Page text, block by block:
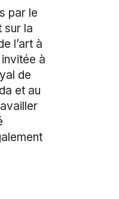
par le
sur la
l’art à
à
de
et au